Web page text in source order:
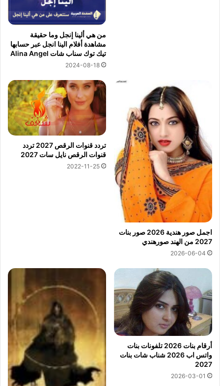
من هي ألينا إنجل وما حقيقة
مشاهدة أفلام الينا انجل عبر حسابها
تيك توك سناب شات Alina Angel
2024-08-18
اجمل صور هندية 2026 صور بنات
2027 من الهند صورهندي
2026-06-04
تردد قنوات الرقص 2027 تردد
قنوات الرقص نايل سات 2027
2022-11-25
أرقام بنات 2026 تلفونات بنات
واتس اب 2026 شناب شات بنات
2027
2026-03-01